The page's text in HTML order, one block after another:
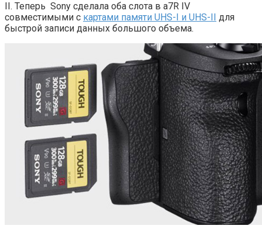
II. Теперь Sony сделала оба слота в a7R IV
совместимыми с картами памяти UHS-I и UHS-II для
быстрой записи данных большого объема.